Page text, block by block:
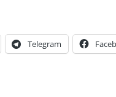
Telegram